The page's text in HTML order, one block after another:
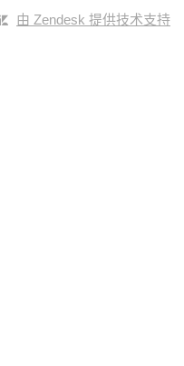
由 Zendesk 提供技术支持